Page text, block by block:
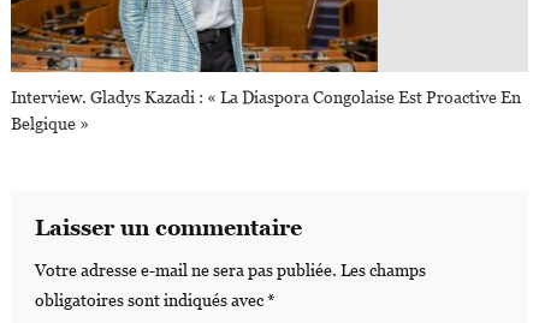
Interview. Gladys Kazadi : « La Diaspora Congolaise Est Proactive En
Belgique »
Laisser un commentaire
Votre adresse e-mail ne sera pas publiée. Les champs
obligatoires sont indiqués avec*